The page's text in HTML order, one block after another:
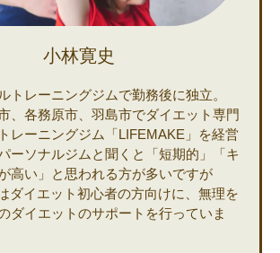
小林寛史
トレーニングジムで勤務後に独立。
、各務原市、羽島市でダイエット専門
レーニングジム「LIFEMAKE」を経営
ーソナルジムと聞くと「短期的」「キ
高い」と思われる方が多いですが
ダイエット初心者の方向けに、無理を
ダイエットのサポートを行っていま